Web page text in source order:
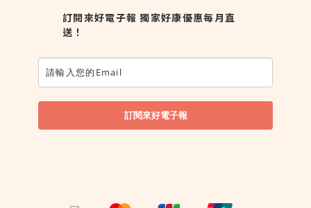
訂閱來好電子報 獨家好康優惠每月直
送！
訂閱來好電子報